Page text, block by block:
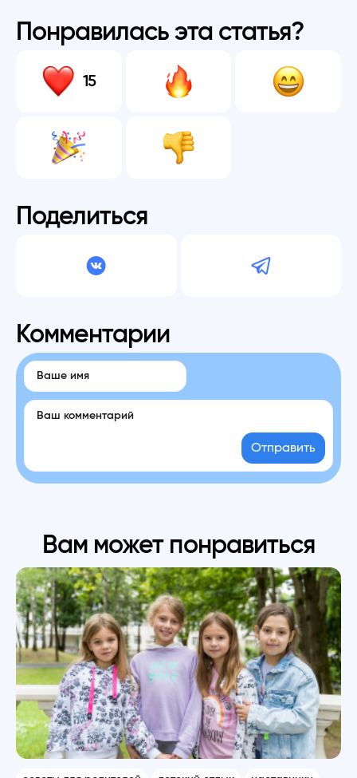
Понравилась эта статья?
15
Поделиться
Комментарии
Отправить
Вам может понравиться